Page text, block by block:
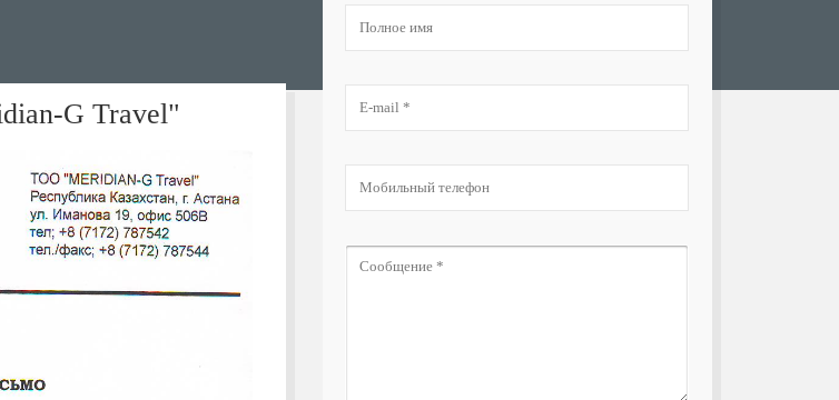
G Travel"